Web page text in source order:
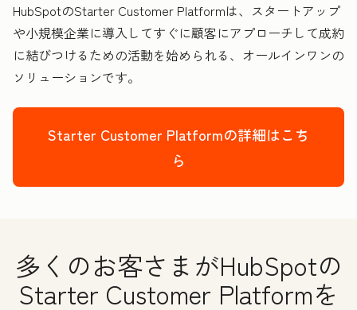
HubSpotのStarter Customer Platformは、スタートアップ
や小規模企業に導入してすぐに顧客にアプローチして成約
に結びつけるための活動を始められる、オールインワンの
ソリューションです。
Starter Customer Platformの詳細はこち
ら
多くのお客さまがHubSpotの
Starter Customer Platformを